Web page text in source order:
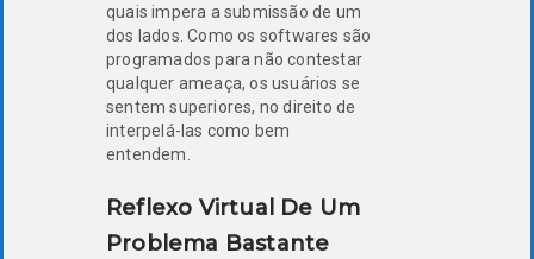
quais impera a submissão de um
dos lados. Como os softwares são
programados para não contestar
qualquer ameaça, os usuários se
sentem superiores, no direito de
interpelá-las como bem
entendem.
Reflexo Virtual De Um
Problema Bastante